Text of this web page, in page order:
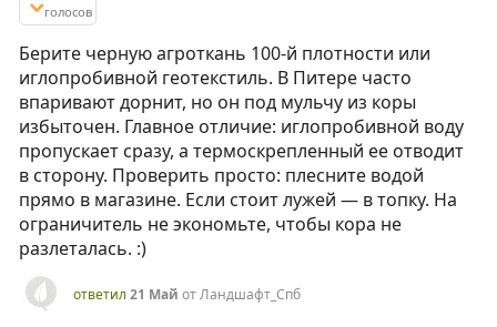
голосов
Берите черную агроткань 100-й плотности или
иглопробивной геотекстиль. В Питере часто
впаривают дорнит, но он под мульчу из коры
избыточен. Главное отличие: иглопробивной воду
пропускает сразу, а термоскрепленный ее отводит
в сторону. Проверить просто: плесните водой
прямо в магазине. Если стоит лужей — в топку. На
ограничитель не экономьте, чтобы кора не
разлеталась. :)
ответил 21 Май отЛандшафт_Спб